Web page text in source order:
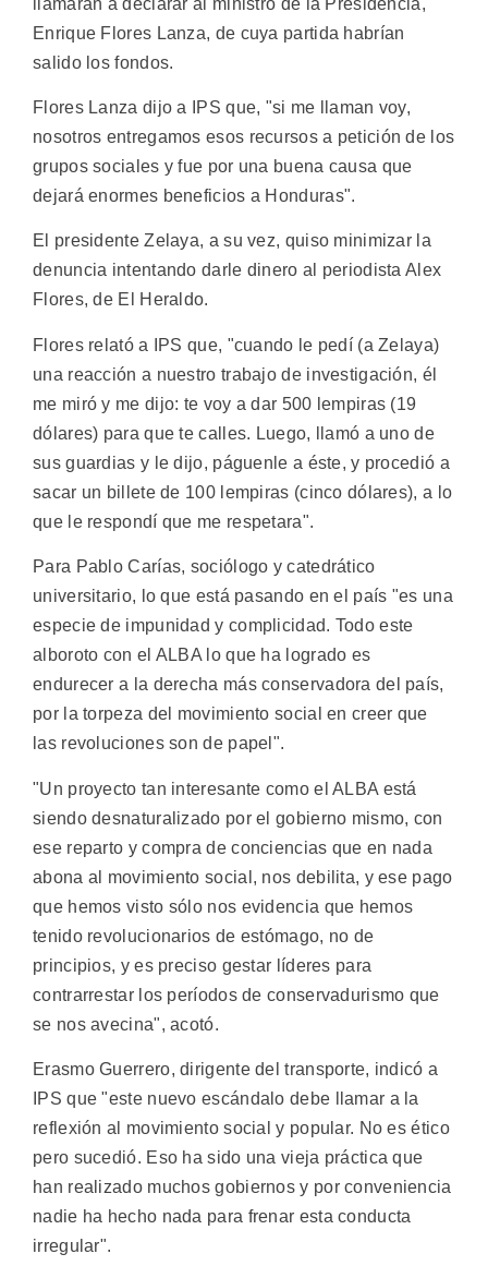
Enrique Flores Lanza, de cuya partida habrían
salido los fondos.
Flores Lanza dijo a IPS que, "si me llaman voy,
nosotros entregamos esos recursos a petición de los
grupos sociales y fue por una buena causa que
dejará enormes beneficios a Honduras".
El presidente Zelaya, a su vez, quiso minimizar la
denuncia intentando darle dinero al periodista Alex
Flores, de El Heraldo.
Flores relató a IPS que, "cuando le pedí (a Zelaya)
una reacción a nuestro trabajo de investigación, él
me miró y me dijo: te voy a dar 500 lempiras (19
dólares) para que te calles. Luego, llamó a uno de
sus guardias y le dijo, páguenle a éste, y procedió a
sacar un billete de 100 lempiras (cinco dólares), a lo
que le respondí que me respetara".
Para Pablo Carías, sociólogo y catedrático
universitario, lo que está pasando en el país "es una
especie de impunidad y complicidad. Todo este
alboroto con el ALBA lo que ha logrado es
endurecer a la derecha más conservadora del país,
por la torpeza del movimiento social en creer que
las revoluciones son de papel".
"Un proyecto tan interesante como el ALBA está
siendo desnaturalizado por el gobierno mismo, con
ese reparto y compra de conciencias que en nada
abona al movimiento social, nos debilita, y ese pago
que hemos visto sólo nos evidencia que hemos
tenido revolucionarios de estómago, no de
principios, y es preciso gestar líderes para
contrarrestar los períodos de conservadurismo que
se nos avecina", acotó.
Erasmo Guerrero, dirigente del transporte, indicó a
IPS que "este nuevo escándalo debe llamar a la
reflexión al movimiento social y popular. No es ético
pero sucedió. Eso ha sido una vieja práctica que
han realizado muchos gobiernos y por conveniencia
nadie ha hecho nada para frenar esta conducta
irregular".